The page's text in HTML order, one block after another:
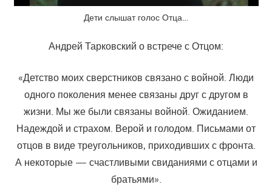
Дети слышат голос Отца…
Андрей Тарковский о встрече с Отцом:
«Детство моих сверстников связано с войной. Люди
одного поколения менее связаны друг с другом в
жизни. Мы же были связаны войной. Ожиданием.
Надеждой и страхом. Верой и голодом. Письмами от
отцов в виде треугольников, приходивших с фронта.
А некоторые — счастливыми свиданиями с отцами и
братьями».